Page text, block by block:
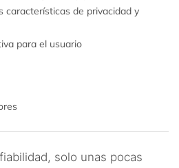
características de privacidad y
para el usuario
solo unas pocas